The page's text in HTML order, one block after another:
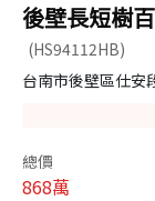
後壁長短樹
(HS94112HB)
台南市後壁區仕安
總價
868萬